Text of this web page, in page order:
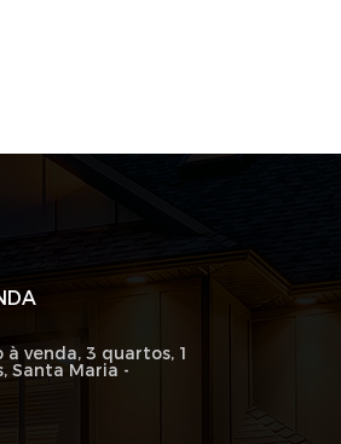
venda, 3 quartos, 1
Santa Maria -